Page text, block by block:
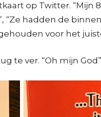
op Twitter.
“Ze hadden de
voor het
te ver. “Oh mijn